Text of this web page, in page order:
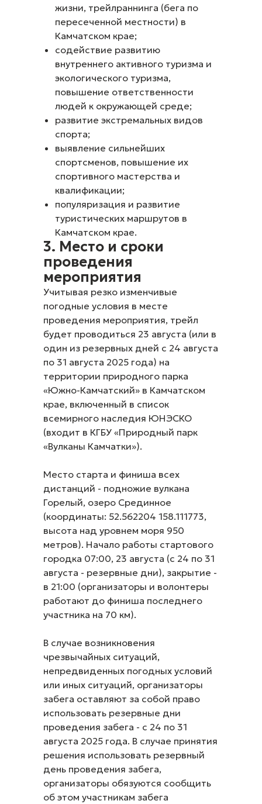
жизни, трейлраннинга (бега по
пересеченной местности) в
Камчатском крае;
содействие развитию
внутреннего активного туризма и
экологического туризма,
повышение ответственности
людей к окружающей среде;
развитие экстремальных видов
спорта;
выявление сильнейших
спортсменов, повышение их
спортивного мастерства и
квалификации;
популяризация и развитие
туристических маршрутов в
Камчатском крае.
3. Место и сроки
проведения
мероприятия
Учитывая резко изменчивые
погодные условия в месте
проведения мероприятия, трейл
будет проводиться 23 августа (или в
один из резервных дней с 24 августа
по 31 августа 2025 года) на
территории природного парка
«Южно-Камчатский» в Камчатском
крае, включенный в список
всемирного наследия ЮНЭСКО
(входит в КГБУ «Природный парк
«Вулканы Камчатки»).
Место старта и финиша всех
дистанций - подножие вулкана
Горелый, озеро Срединное
(координаты: 52.562204 158.111773,
высота над уровнем моря 950
метров). Начало работы стартового
городка 07:00, 23 августа (с 24 по 31
августа - резервные дни), закрытие -
в 21:00 (организаторы и волонтеры
работают до финиша последнего
участника на 70 км).
В случае возникновения
чрезвычайных ситуаций,
непредвиденных погодных условий
или иных ситуаций, организаторы
забега оставляют за собой право
использовать резервные дни
проведения забега - с 24 по 31
августа 2025 года. В случае принятия
решения использовать резервный
день проведения забега,
организаторы обязуются сообщить
об этом участникам забега